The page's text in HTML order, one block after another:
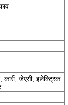
जेएसी, इलेक्ट्रिक